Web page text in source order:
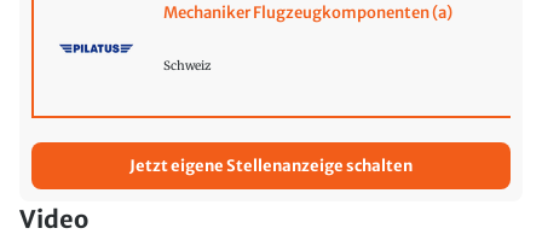
Mechaniker Flugzeugkomponenten (a)
Schweiz
Jetzt eigene Stellenanzeige schalten
Video